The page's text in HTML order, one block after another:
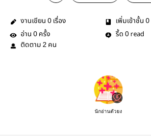
งานเขียน 0 เรื่อง เพิ่มเข้าชั้น 0
อ่าน 0 ครั้ง รี้ด 0 read
ติดตาม 2 คน
นักอ่านตัวยง